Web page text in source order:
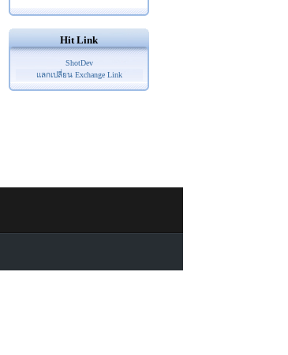
Hit Link
ShotDev
แลกเปลี่ยน Exchange Link